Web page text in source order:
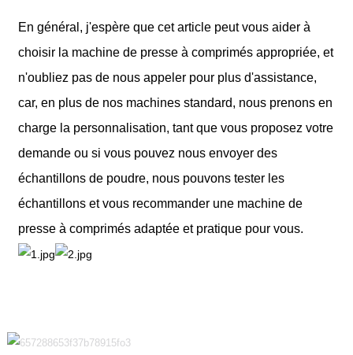
En général, j'espère que cet article peut vous aider à
choisir la machine de presse à comprimés appropriée, et
n'oubliez pas de nous appeler pour plus d'assistance,
car, en plus de nos machines standard, nous prenons en
charge la personnalisation, tant que vous proposez votre
demande ou si vous pouvez nous envoyer des
échantillons de poudre, nous pouvons tester les
échantillons et vous recommander une machine de
presse à comprimés adaptée et pratique pour vous.